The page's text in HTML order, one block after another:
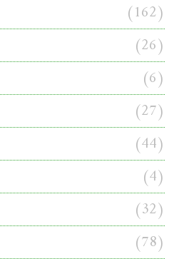
(162)
(26)
(6)
(27)
(44)
(4)
(32)
(78)